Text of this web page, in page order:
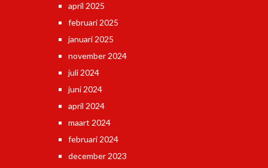
april 2025
februari 2025
januari 2025
november 2024
juli 2024
juni 2024
april 2024
maart 2024
februari 2024
december 2023